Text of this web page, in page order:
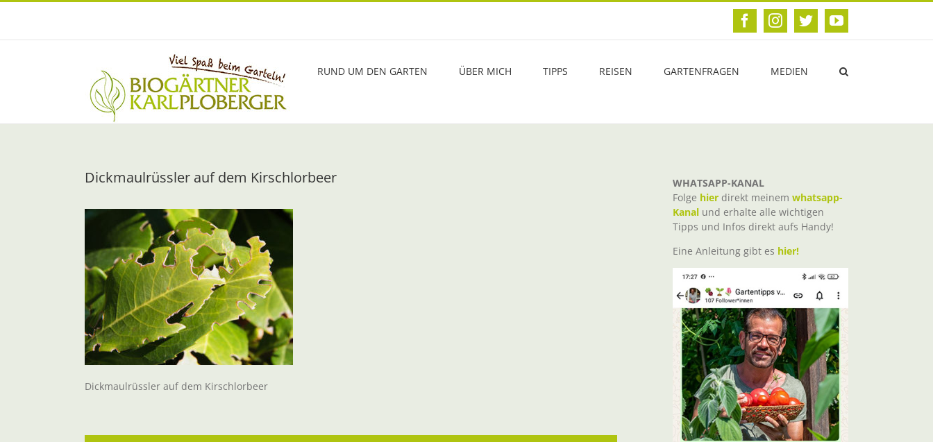
Zum
FacebookInstagram
TwitterYouTube
RUND UM DEN GARTEN ÜBER MICH TIPPS REISEN GARTENFRAGEN MEDIEN
Dickmaulrüssler auf dem Kirschlorbeer
Dickmaulrüssler auf dem Kirschlorbeer
WHATSAPP-KANAL
Folge hier direkt meinem whatsapp-
Kanal und erhalte alle wichtigen
Tipps und Infos direkt aufs Handy!
Eine Anleitung gibt es hier!